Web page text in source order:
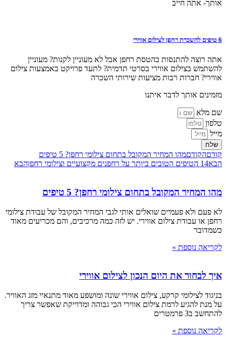
אותך- אתה חייב
6 טיפים להשכרת רחפן לצילום אווירי
אתה רוצה להתנסות בהטסת רחפן אבל לא מעוניין לקנות? מעוניין
להשתמש בצילום אווירי בסרטי תדמית? לתעד פרויקט באמצעות צילום
אווירי? חברות רבות מציעות שירותי השכרה
מזמינים אותך לדבר איתנו
שם מלא
טלפון
מייל
שלח
קודםהקודםמהו המחיר המקובל בתחום צילומי רחפן? 5 טיפים
הבא14 הטיפים הטובים ביותר על רחפנים מקצועיים וצילומי רחפן הבא
מהו המחיר המקובל בתחום צילומי רחפן? 5 טיפים
לא פעם ולא פעמיים שואלים אותי לגבי המחיר המקובל של עבודת צילומי
רחפן או עבודת צילום אווירי. יש לזה כמה מרכיבים, והם מכריעים מאוד
כשמדובר
לקריאה נוספת »
איך לבחור את היום הנכון לצילום אווירי
בניגוד לצילומי קרקע, צילום אווירי שונה ומושפע מאוד מתנאיי מזג האוויר.
על מנת להגיע לרמת צילום אווירי הכי גבוהה ומדוייקת שאפשר צריך
להתחשב ב3 פרמטרים
לקריאה נוספת »